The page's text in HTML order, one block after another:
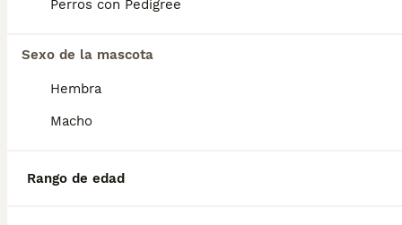
Perros con Pedigree
Sexo de la mascota
Hembra
Macho
Rango de edad
Informarse bien y comparar opciones antes
decisión.
de caniche?